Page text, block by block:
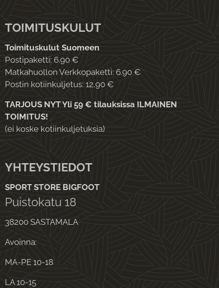
TOIMITUSKULUT
Toimituskulut Suomeen
Postipaketti: 6.90 €
Matkahuollon Verkkopaketti: 6.90 €
Postin kotiinkuljetus: 12,90 €
TARJOUS NYT Yli 59 € tilauksissa ILMAINEN
TOIMITUS!
(ei koske kotiinkuljetuksia)
YHTEYSTIEDOT
SPORT STORE BIGFOOT
Puistokatu 18
38200 SASTAMALA
Avoinna:
MA-PE 10-18
LA 10-15